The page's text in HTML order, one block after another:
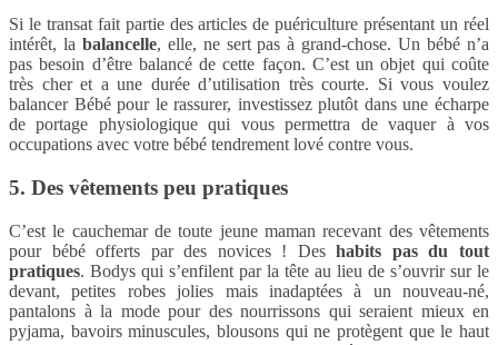
Si le transat fait partie des articles de puériculture présentant un réel
intérêt, la balancelle, elle, ne sert pas à grand-chose. Un bébé n’a
pas besoin d’être balancé de cette façon. C’est un objet qui coûte
très cher et a une durée d’utilisation très courte. Si vous voulez
balancer Bébé pour le rassurer, investissez plutôt dans une écharpe
de portage physiologique qui vous permettra de vaquer à vos
occupations avec votre bébé tendrement lové contre vous.
5. Des vêtements peu pratiques
C’est le cauchemar de toute jeune maman recevant des vêtements
pour bébé offerts par des novices ! Deshabits pas du tout
pratiques. Bodys qui s’enfilent par la tête au lieu de s’ouvrir sur le
devant, petites robes jolies mais inadaptées à un nouveau-né,
pantalons à la mode pour des nourrissons qui seraient mieux en
pyjama, bavoirs minuscules, blousons qui ne protègent que le haut